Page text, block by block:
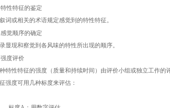
特性特征的鉴定
或相关的术语规定感觉到的特性特征。
感觉顺序的确定
现和察觉到各风味的特性所出现的顺序。
强度评价
性特征的强度（质量和持续时间）由评价小组或独立工作的评
强度可用几种标度来评估：